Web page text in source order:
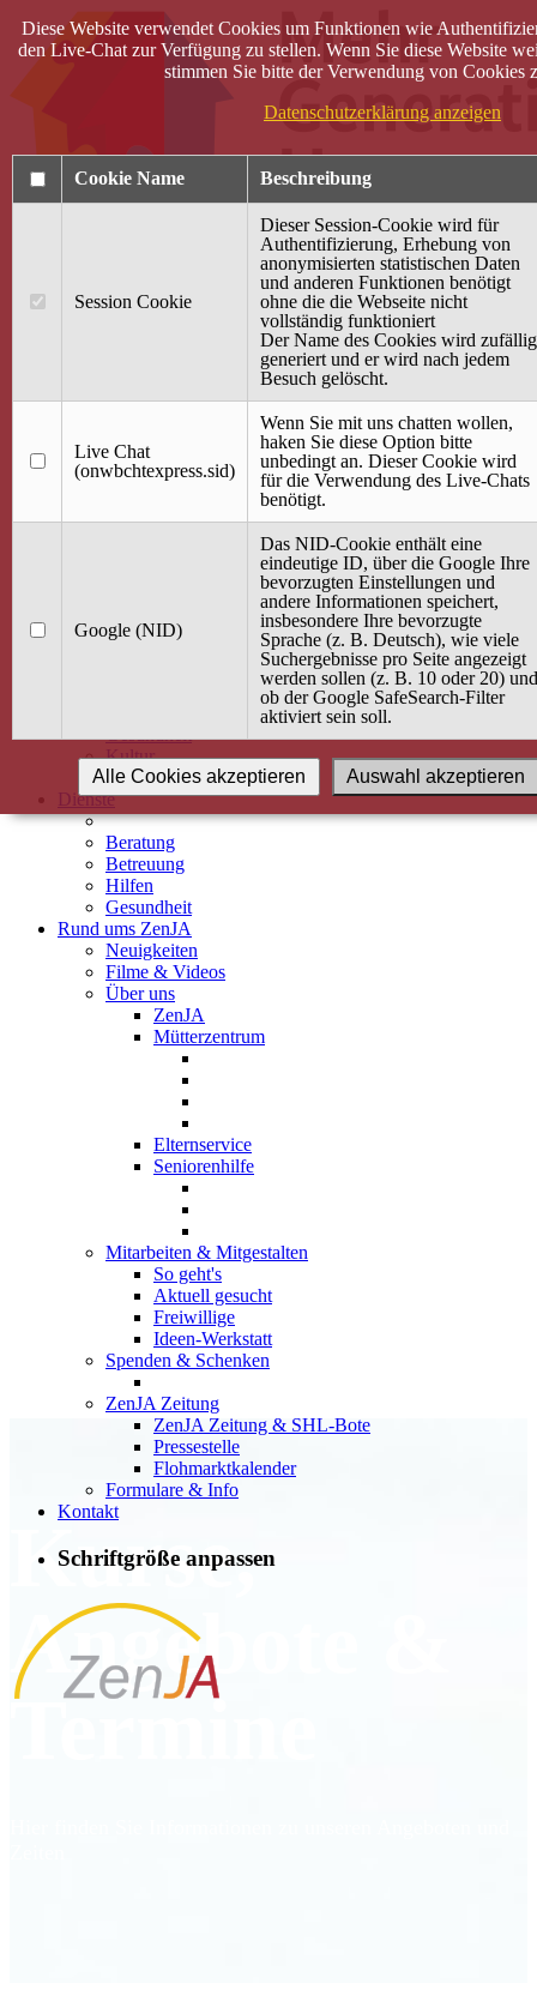
40 Jahre Mütterzentrum
Terminkalender
Gemeinsam aktiv
Gemeinsam unterwegs
wirFAIRändern
Angebot / Kurs suchen
Babybauch & Elternschaft
Gesundheit
Kultur
Alle Kurse
Dienste
Beratung
Betreuung
Hilfen
Gesundheit
Rund ums ZenJA
Neuigkeiten
Filme & Videos
Über uns
ZenJA
Mütterzentrum
Elternservice
Seniorenhilfe
Mitarbeiten & Mitgestalten
So geht's
Aktuell gesucht
Freiwillige
Ideen-Werkstatt
Spenden & Schenken
ZenJA Zeitung
ZenJA Zeitung & SHL-Bote
Pressestelle
Flohmarktkalender
Formulare & Info
Kontakt
Schriftgröße anpassen
Kurse,
Angebote &
Termine
Diese Website verwendet Cookies um Funktionen wie
den Live-Chat zur Verfügung zu stellen. Wenn Sie diese Website
stimmen Sie bitte der Verwendung von Cookies
Datenschutzerklärung anzeigen
Cookie Name Beschreibung
Session Cookie
Dieser Session-Cookie wird für
Authentifizierung, Erhebung von
anonymisierten statistischen Daten
und anderen Funktionen benötigt
ohne die die Webseite nicht
vollständig funktioniert
Der Name des Cookies wird zufällig
generiert und er wird nach jedem
Besuch gelöscht.
Live Chat
(onwbchtexpress.sid)
Wenn Sie mit uns chatten wollen,
haken Sie diese Option bitte
unbedingt an. Dieser Cookie wird
für die Verwendung des Live-Chats
benötigt.
Google (NID)
Das NID-Cookie enthält eine
eindeutige ID, über die Google Ihre
bevorzugten Einstellungen und
andere Informationen speichert,
insbesondere Ihre bevorzugte
Sprache (z. B. Deutsch), wie viele
Suchergebnisse pro Seite angezeigt
werden sollen (z. B. 10 oder 20) und
ob der Google SafeSearch-Filter
aktiviert sein soll.
Auswahl akzeptieren
Alle Cookies akzeptieren